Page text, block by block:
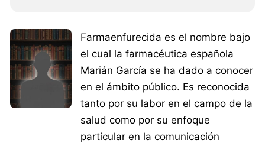
Farmaenfurecida es el nombre bajo
el cual la farmacéutica española
Marián García se ha dado a conocer
en el ámbito público. Es reconocida
tanto por su labor en el campo de la
salud como por su enfoque
particular en la comunicación